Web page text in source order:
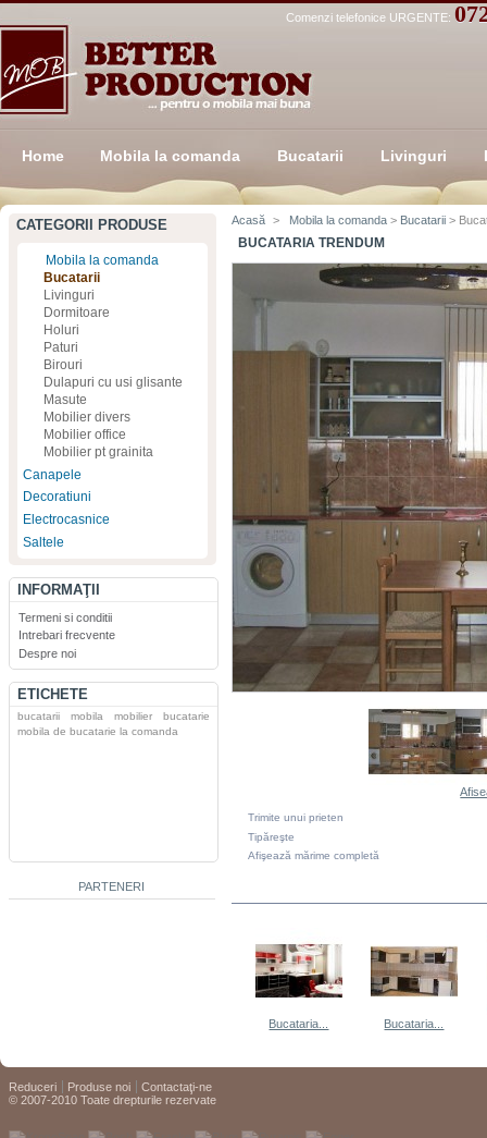
Comenzi telefonice URGENTE:
Home Mobila la comanda Bucatarii Livinguri
CATEGORII PRODUSE
Mobila la comanda
Bucatarii
Livinguri
Dormitoare
Holuri
Paturi
Birouri
Dulapuri cu usi glisante
Masute
Mobilier divers
Mobilier office
Mobilier pt grainita
Canapele
Decoratiuni
Electrocasnice
Saltele
INFORMAŢII
Termeni si conditii
Intrebari frecvente
Despre noi
ETICHETE
bucatarii mobila mobilier
bucatarie
mobila de bucatarie la comanda
PARTENERI
Acasă > Mobila la comanda > Bucatarii >
BUCATARIA TRENDUM
Trimite unui prieten
Tipăreşte
Afişează mărime completă
Bucataria... Bucataria...
Reduceri Produse noi
Contactaţi-ne
© 2007-2010 Toate drepturile rezervate